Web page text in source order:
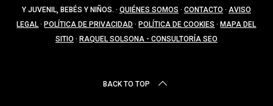
Y JUVENIL, BEBÉS Y NIÑOS. · QUIÉNES SOMOS · CONTACTO · AVISO
LEGAL · POLÍTICA DE PRIVACIDAD · POLÍTICA DE COOKIES · MAPA DEL
SITIO · RAQUEL SOLSONA - CONSULTORÍA SEO
BACK TO TOP